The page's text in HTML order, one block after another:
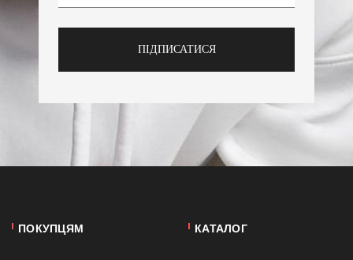
ПІДПИСАТИСЯ
ПОКУПЦЯМ КАТАЛОГ